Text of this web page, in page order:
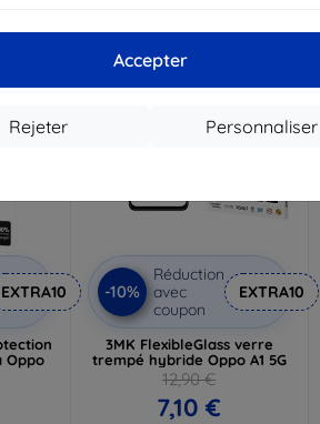
Accepter
Personnaliser
Rejeter
EXTRA10
Oppo
-45%
-10%
Réduction
avec
coupon
EXTRA10
3MK FlexibleGlass verre
trempé hybride Oppo A1 5G
12,90 €
7,10 €